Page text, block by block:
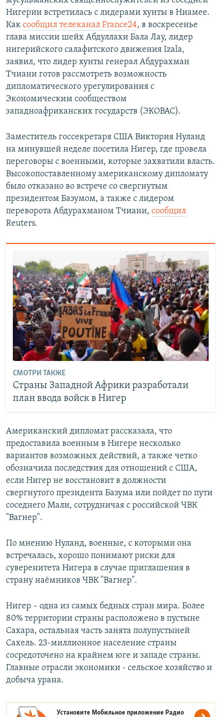
Нигерии встретилась с лидерами хунты в Ниамее.
Как сообщил телеканал France24, в воскресенье
глава миссии шейх Абдуллахи Бала Лау, лидер
нигерийского салафитского движения Izala,
заявил, что лидер хунты генерал Абдурахман
Тчиани готов рассмотреть возможность
дипломатического урегулирования с
Экономическим сообществом
западноафриканских государств (ЭКОВАС).
Заместитель госсекретаря США Виктория Нуланд
на минувшей неделе посетила Нигер, где провела
переговоры с военными, которые захватили власть.
Высокопоставленному американскому дипломату
было отказано во встрече со свергнутым
президентом Базумом, а также с лидером
переворота Абдурахманом Тчиани, сообщил
Reuters.
СМОТРИ ТАКЖЕ
Страны Западной Африки разработали
план ввода войск в Нигер
Американский дипломат рассказала, что
предоставила военным в Нигере несколько
вариантов возможных действий, а также четко
обозначила последствия для отношений с США,
если Нигер не восстановит в должности
свергнутого президента Базума или пойдет по пути
соседнего Мали, сотрудничая с российской ЧВК
"Вагнер".
По мнению Нуланд, военные, с которыми она
встречалась, хорошо понимают риски для
суверенитета Нигера в случае приглашения в
страну наёмников ЧВК "Вагнер".
Нигер – одна из самых бедных стран мира. Более
80% территории страны расположено в пустыне
Сахара, остальная часть занята полупустыней
Сахель. 23-миллионное население страны
сосредоточено на крайнем юге и западе страны.
Главные отрасли экономики - сельское хозяйство и
добыча урана.
Установите Мобильное приложение Радио